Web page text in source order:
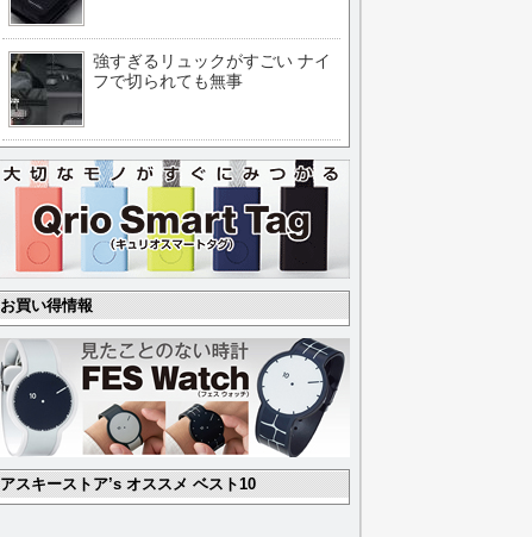
強すぎるリュックがすごい ナイ
フで切られても無事
お買い得情報
アスキーストア’s オススメ ベスト10